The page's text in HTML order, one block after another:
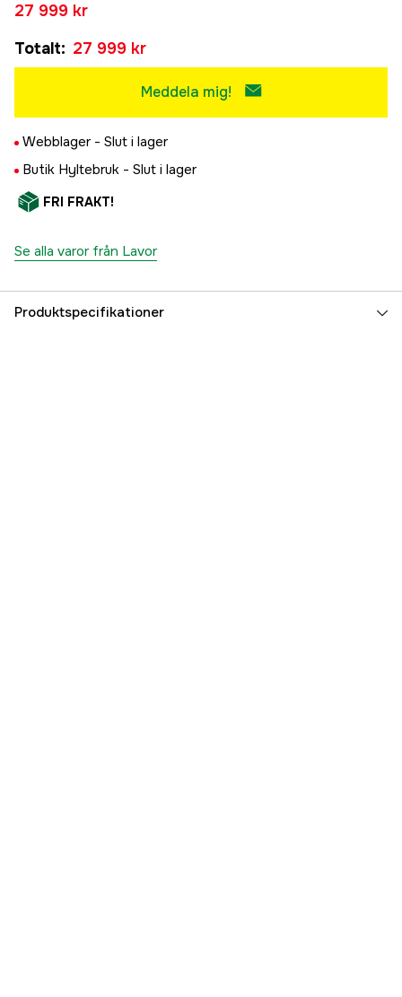
27 999 kr
Totalt: 27 999 kr
Meddela mig!
Webblager - Slut i lager
Butik Hyltebruk - Slut i lager
FRI FRAKT!
Se alla varor från Lavor
Produktspecifikationer